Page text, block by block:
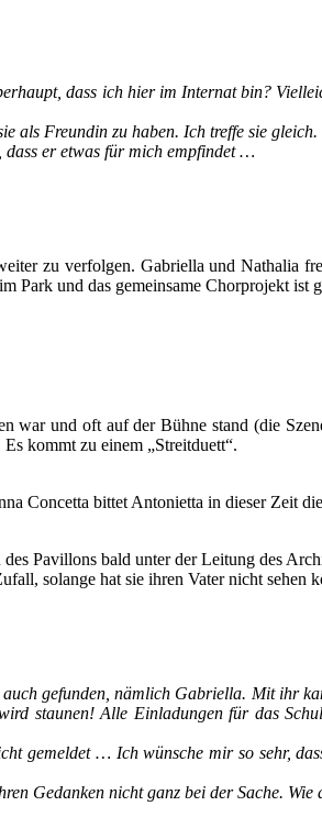
dass ich hier im Internat bin?
als Freundin zu haben. Ich treffe sie gleich.
dass er etwas für mich empfindet …
zu verfolgen. Gabriella und Nathalia
Park und das gemeinsame Chorprojekt ist
war und oft auf der Bühne stand (die
kommt zu einem „Streitduett“.
Concetta bittet Antonietta in dieser Zeit
Pavillons bald unter der Leitung des
solange hat sie ihren Vater nicht sehen
gefunden, nämlich Gabriella. Mit ihr
staunen! Alle Einladungen für das
… Ich wünsche mir so sehr,
Gedanken nicht ganz bei der Sache. Wie